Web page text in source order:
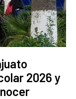
2026 y